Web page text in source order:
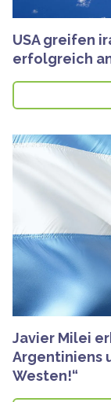
USA greifen
erfolgreich
Javier Milei
Argentiniens
Westen!“